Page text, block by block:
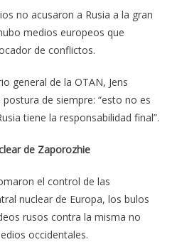
no acusaron a Rusia a la gran
medios europeos que
de conflictos.
general de la OTAN, Jens
de siempre: “esto no es
tiene la responsabilidad final”.
de Zaporozhie
el control de las
nuclear de Europa, los bulos
rusos contra la misma no
occidentales.